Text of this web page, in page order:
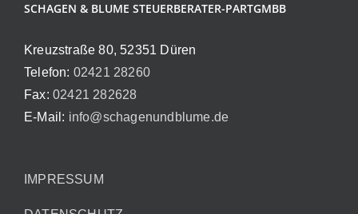
SCHAGEN & BLUME STEUERBERATER-PARTGMBB
Kreuzstraße 80, 52351 Düren
Telefon: 02421 28260
Fax: 02421 282628
E-Mail: info@schagenundblume.de
IMPRESSUM